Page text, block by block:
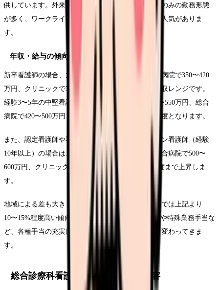
供しています。外来診療がメインとなるため、日勤のみの勤務形態
が多く、ワークライフバランスを重視する看護師に人気がありま
す。
年収・給与の傾向
新卒看護師の場合、大学病院で380〜450万円、総合病院で350〜420
万円、クリニックで320〜380万円程度が標準的な年収レンジです。
経験3〜5年の中堅看護師になると、大学病院で450〜550万円、総合
病院で420〜500万円、クリニックで380〜450万円程度となります。
また、認定看護師や専門看護師の資格を持つベテラン看護師（経験
10年以上）の場合は、大学病院で550〜700万円、総合病院で500〜
600万円、クリニック（管理職）で450〜550万円程度まで上昇しま
す。
地域による差も大きく、東京・大阪などの大都市圏では上記より
10〜15%程度高い傾向にあります。また、夜勤手当や特殊業務手当な
ど、各種手当の充実度によっても総支給額は大きく変わってきま
す。
総合診療科看護師の具体的な業務内容